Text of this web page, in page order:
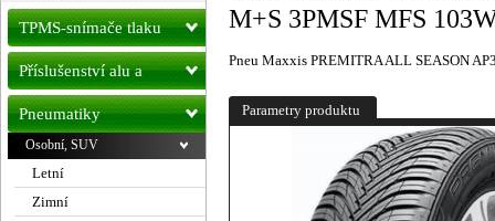
M+S 3PMSF MFS
Pneu Maxxis PREMITRA ALL SEASON
Parametry produktu
TPMS-snímače tlaku
Příslušenství alu a
pneu
Pneumatiky
Osobní, SUV
Letní
Zimní